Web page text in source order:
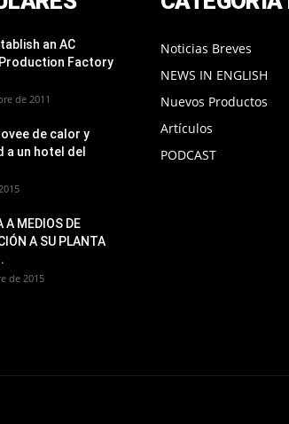
an AC
Factory
de 2011
de calor y
a un hotel del
A MEDIOS DE
A SU PLANTA
de 2015
Noticias Breves
NEWS IN ENGLISH
Nuevos Productos
Artículos
PODCAST